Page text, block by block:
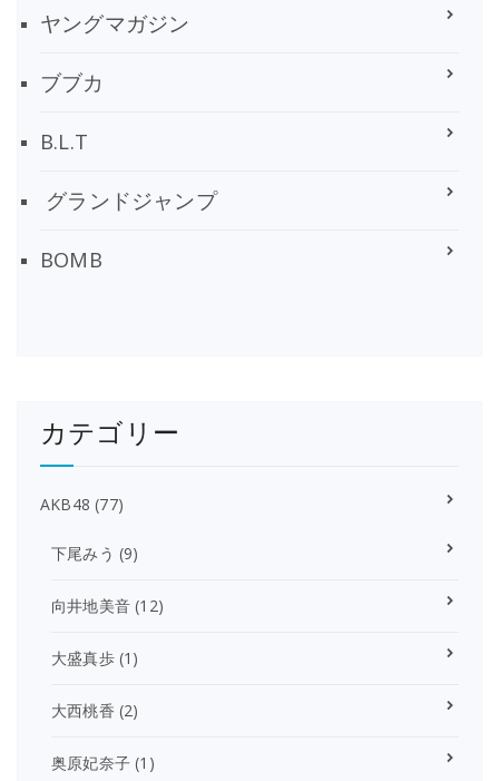
ヤングマガジン
ブブカ
B.L.T
グランドジャンプ
BOMB
カテゴリー
AKB48 (77)
下尾みう (9)
向井地美音 (12)
大盛真歩(1)
大西桃香 (2)
奥原妃奈子 (1)